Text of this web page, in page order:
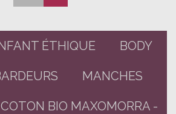
ÉTHIQUE BODY
MANCHES
BIO MAXOMORRA -